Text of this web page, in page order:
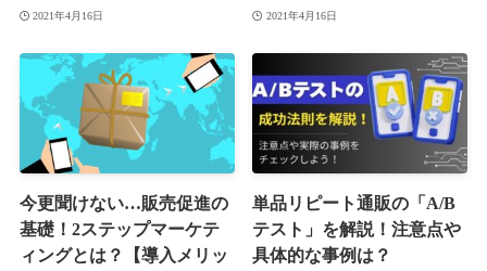
2021年4月16日 2021年4月16日
今更聞けない…販売促進の
基礎！2ステップマーケテ
ィングとは？【導入メリッ
単品リピート通販の「A/B
テスト」を解説！注意点や
具体的な事例は？